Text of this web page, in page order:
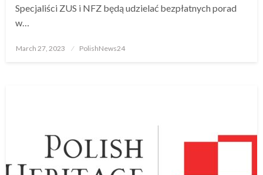
Specjaliści ZUS i NFZ będą udzielać bezpłatnych porad
w…
Posted
March 27, 2023 PolishNews24